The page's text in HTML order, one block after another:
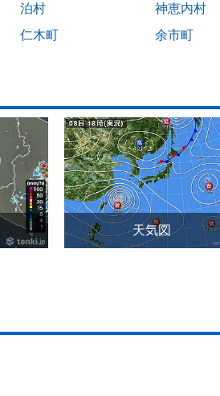
泊村 神恵内村
仁木町 余市町
天気図